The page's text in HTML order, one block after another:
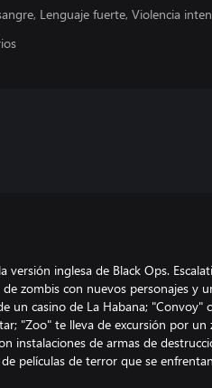
Lenguaje fuerte, Violencia
versión inglesa de Black Ops.
zombis con nuevos personajes y
un casino de La Habana; "Convoy"
"Zoo" te lleva de excursión por un
instalaciones de armas de
películas de terror que se